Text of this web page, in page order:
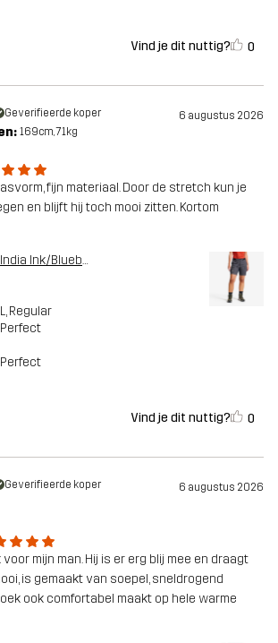
Vind je dit nuttig? 0
Geverifieerde koper 6 augustus 2026
169cm, 71kg
fijn materiaal. Door de stretch kun je
en blijft hij toch mooi zitten. Kortom
India Ink/Blueberry
L, Regular
Perfect
Perfect
Vind je dit nuttig? 0
Geverifieerde koper 6 augustus 2026
mijn man. Hij is er erg blij mee en draagt
is gemaakt van soepel, sneldrogend
ook comfortabel maakt op hele warme